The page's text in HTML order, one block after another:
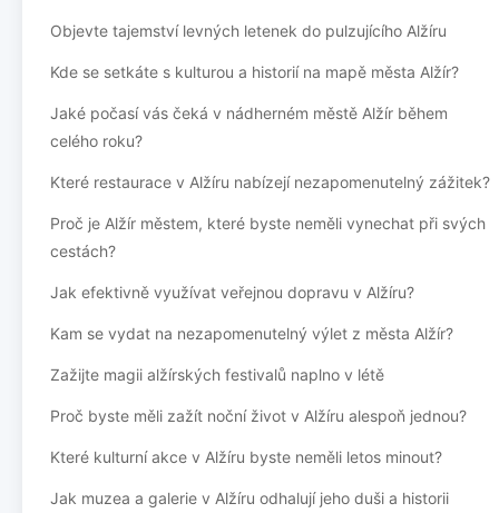
Objevte tajemství levných letenek do pulzujícího Alžíru
Kde se setkáte s kulturou a historií na mapě města Alžír?
Jaké počasí vás čeká v nádherném městě Alžír během
celého roku?
Které restaurace v Alžíru nabízejí nezapomenutelný zážitek?
Proč je Alžír městem, které byste neměli vynechat při svých
cestách?
Jak efektivně využívat veřejnou dopravu v Alžíru?
Kam se vydat na nezapomenutelný výlet z města Alžír?
Zažijte magii alžírských festivalů naplno v létě
Proč byste měli zažít noční život v Alžíru alespoň jednou?
Které kulturní akce v Alžíru byste neměli letos minout?
Jak muzea a galerie v Alžíru odhalují jeho duši a historii